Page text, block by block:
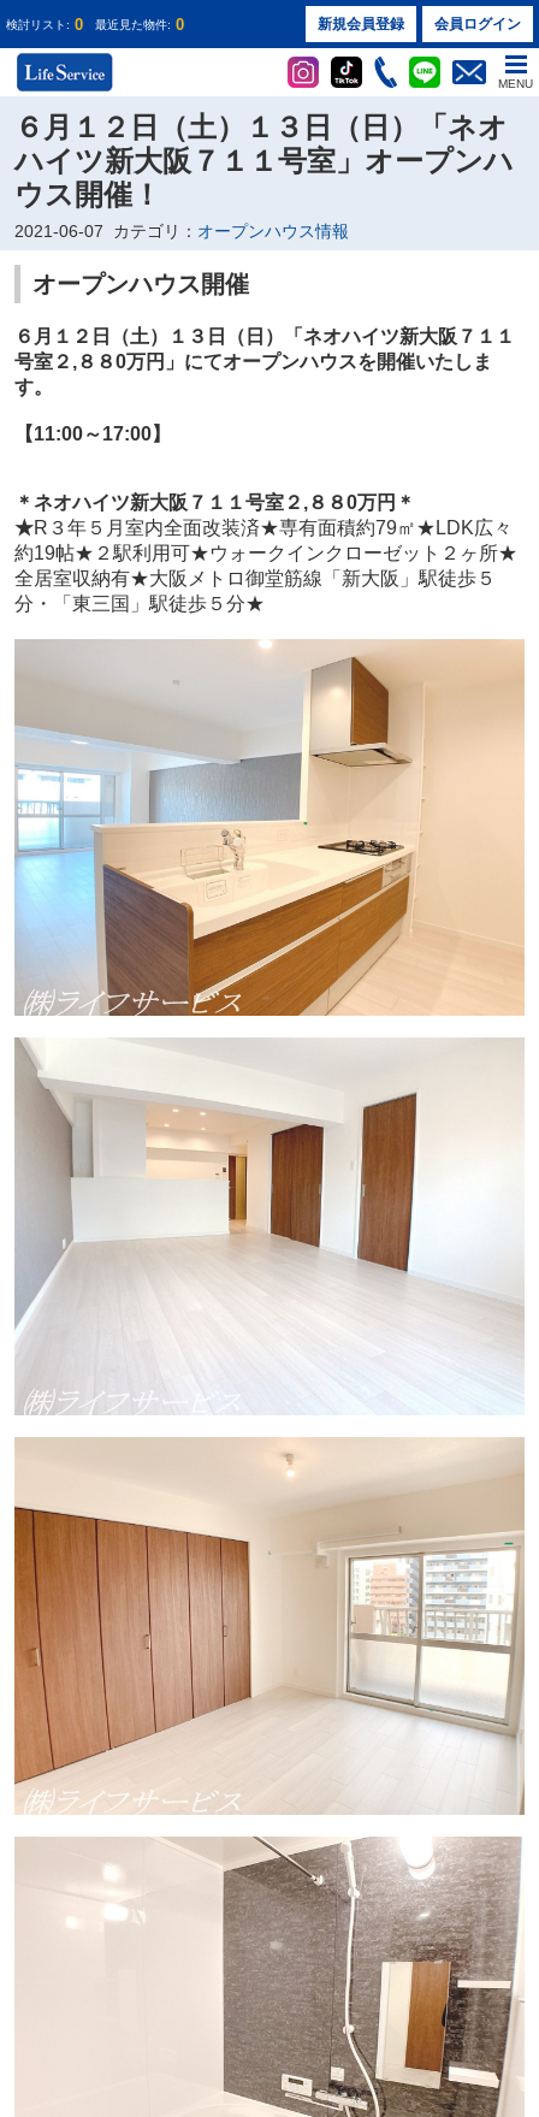
検討リスト: 0 最近見た物件: 0 新規会員登録 会員ログイン
MENU
６月１２日（土）１３日（日）「ネオ
ハイツ新大阪７１１号室」オープンハ
ウス開催！
2021-06-07 カテゴリ： オープンハウス情報
オープンハウス開催
６月１２日（土）１３日（日）
「ネオハイツ新大阪７１１
号室２ ,８８0万円 」 にてオープンハウスを開催いたしま
す。
【11:00～17:00】
＊ネオハイツ新大阪７１１号室２ ,８８0万円 ＊
★R３年５月室内全面改装済★専有面積約79㎡★LDK広々
約19帖★ ２駅利用可★ウォークインクローゼット２ヶ所★
全居室収納有★大阪メトロ御堂筋線「新大阪」駅徒歩５
分・「東三国」駅徒歩５分★